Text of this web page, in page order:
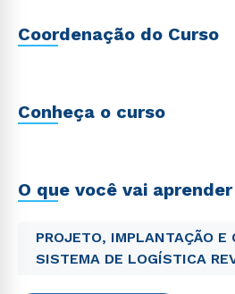
Coordenação do Curso
Conheça o curso
O que você vai aprender
PROJETO, IMPLANTAÇÃO E
SISTEMA DE LOGÍSTICA